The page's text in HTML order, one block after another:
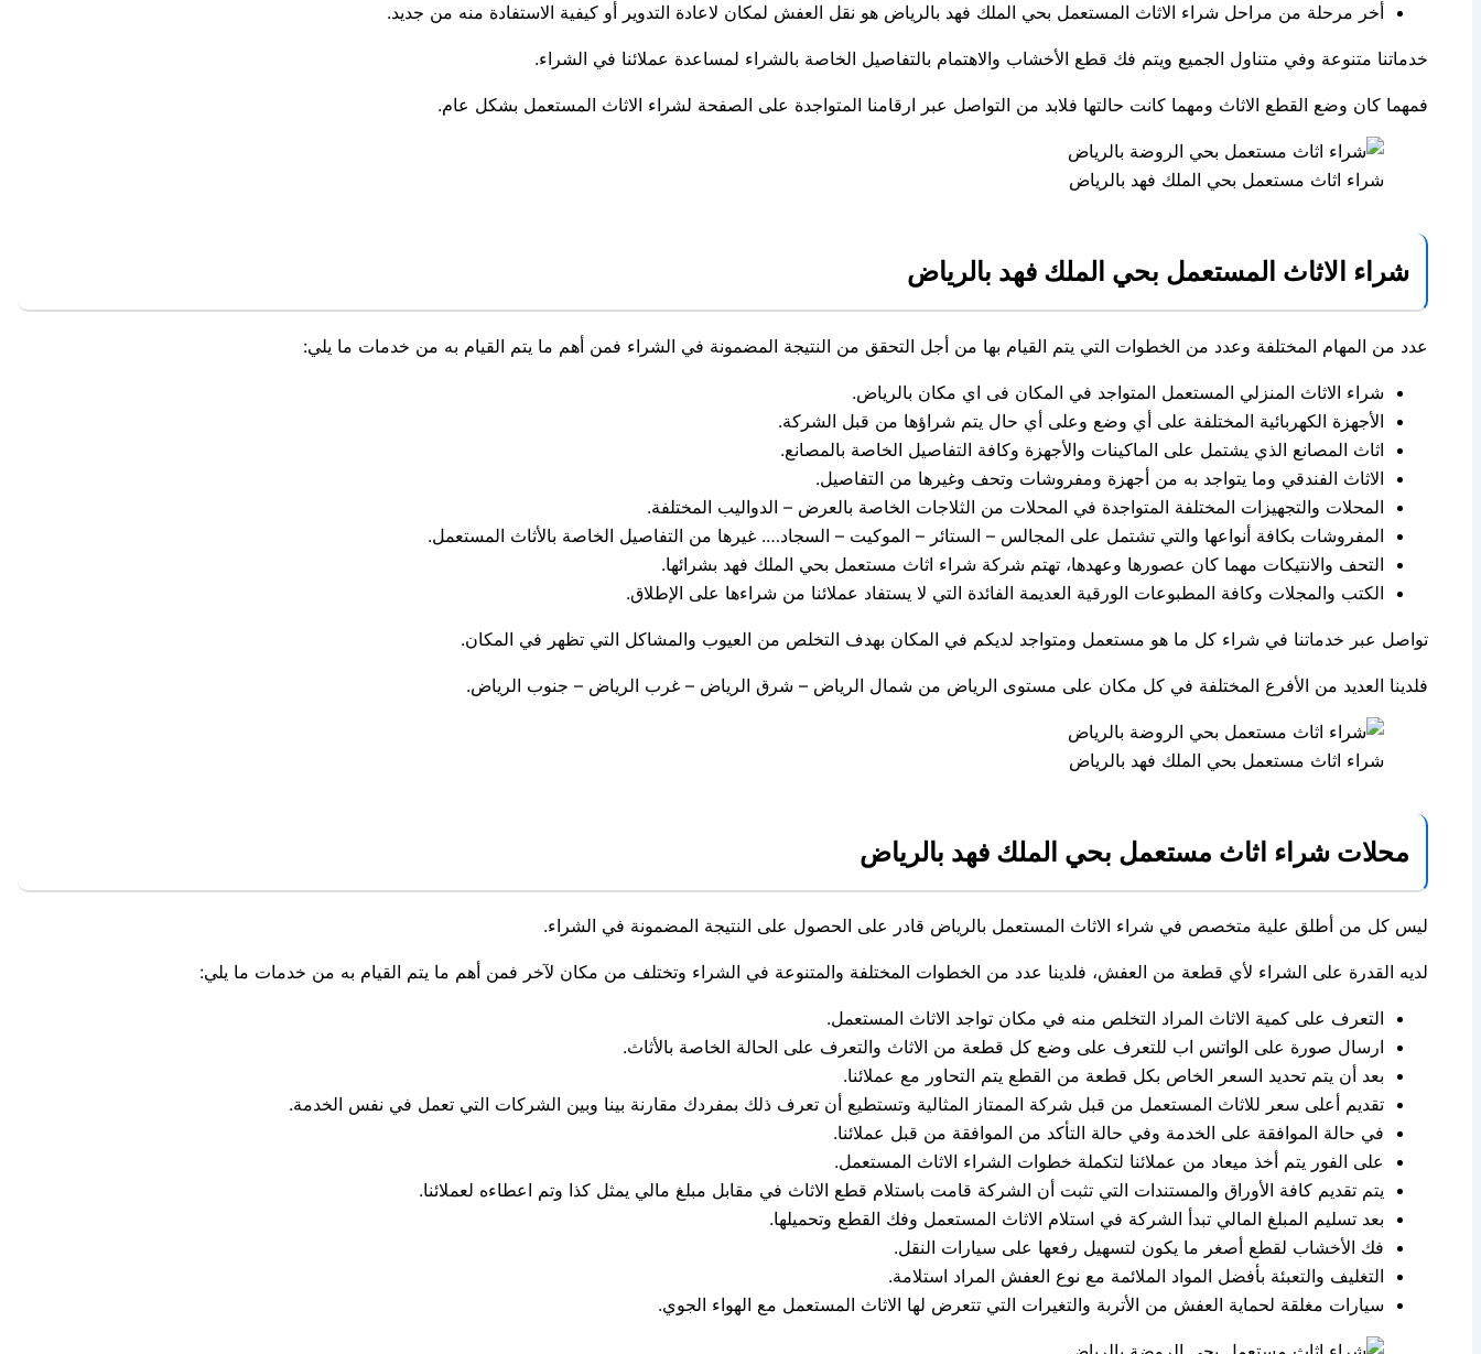
أخر مرحلة من مراحل شراء الاثاث المستعمل بحي الملك فهد بالرياض هو نقل العفش لمكان لاعادة التدوير أو كيفية الاستفادة منه من جديد.
خدماتنا متنوعة وفي متناول الجميع ويتم فك قطع الأخشاب والاهتمام بالتفاصيل الخاصة بالشراء لمساعدة عملائنا في الشراء.
فمهما كان وضع القطع الاثاث ومهما كانت حالتها فلابد من التواصل عبر ارقامنا المتواجدة على الصفحة لشراء الاثاث المستعمل بشكل عام.
شراء اثاث مستعمل بحي الملك فهد بالرياض
شراء الاثاث المستعمل بحي الملك فهد بالرياض
عدد من المهام المختلفة وعدد من الخطوات التي يتم القيام بها من أجل التحقق من النتيجة المضمونة في الشراء فمن أهم ما يتم القيام به من خدمات ما يلي:
شراء الاثاث المنزلي المستعمل المتواجد في المكان فى اي مكان بالرياض.
الأجهزة الكهربائية المختلفة على أي وضع وعلى أي حال يتم شراؤها من قبل الشركة.
اثاث المصانع الذي يشتمل على الماكينات والأجهزة وكافة التفاصيل الخاصة بالمصانع.
الاثاث الفندقي وما يتواجد به من أجهزة ومفروشات وتحف وغيرها من التفاصيل.
المحلات والتجهيزات المختلفة المتواجدة في المحلات من الثلاجات الخاصة بالعرض – الدواليب المختلفة.
المفروشات بكافة أنواعها والتي تشتمل على المجالس – الستائر – الموكيت – السجاد…. غيرها من التفاصيل الخاصة بالأثاث المستعمل.
التحف والانتيكات مهما كان عصورها وعهدها، تهتم شركة شراء اثاث مستعمل بحي الملك فهد بشرائها.
الكتب والمجلات وكافة المطبوعات الورقية العديمة الفائدة التي لا يستفاد عملائنا من شراءها على الإطلاق.
تواصل عبر خدماتنا في شراء كل ما هو مستعمل ومتواجد لديكم في المكان بهدف التخلص من العيوب والمشاكل التي تظهر في المكان.
فلدينا العديد من الأفرع المختلفة في كل مكان على مستوى الرياض من شمال الرياض – شرق الرياض – غرب الرياض – جنوب الرياض.
شراء اثاث مستعمل بحي الملك فهد بالرياض
محلات شراء اثاث مستعمل بحي الملك فهد بالرياض
ليس كل من أطلق علية متخصص في شراء الاثاث المستعمل بالرياض قادر على الحصول على النتيجة المضمونة في الشراء.
لديه القدرة على الشراء لأي قطعة من العفش، فلدينا عدد من الخطوات المختلفة والمتنوعة في الشراء وتختلف من مكان لآخر فمن أهم ما يتم القيام به من خدمات ما يلي:
التعرف على كمية الاثاث المراد التخلص منه في مكان تواجد الاثاث المستعمل.
ارسال صورة على الواتس اب للتعرف على وضع كل قطعة من الاثاث والتعرف على الحالة الخاصة بالأثاث.
بعد أن يتم تحديد السعر الخاص بكل قطعة من القطع يتم التحاور مع عملائنا.
تقديم أعلى سعر للاثاث المستعمل من قبل شركة الممتاز المثالية وتستطيع أن تعرف ذلك بمفردك مقارنة بينا وبين الشركات التي تعمل في نفس الخدمة.
في حالة الموافقة على الخدمة وفي حالة التأكد من الموافقة من قبل عملائنا.
على الفور يتم أخذ ميعاد من عملائنا لتكملة خطوات الشراء الاثاث المستعمل.
يتم تقديم كافة الأوراق والمستندات التي تثبت أن الشركة قامت باستلام قطع الاثاث في مقابل مبلغ مالي يمثل كذا وتم اعطاءه لعملائنا.
بعد تسليم المبلغ المالي تبدأ الشركة في استلام الاثاث المستعمل وفك القطع وتحميلها.
فك الأخشاب لقطع أصغر ما يكون لتسهيل رفعها على سيارات النقل.
التغليف والتعبئة بأفضل المواد الملائمة مع نوع العفش المراد استلامة.
سيارات مغلقة لحماية العفش من الأتربة والتغيرات التي تتعرض لها الاثاث المستعمل مع الهواء الجوي.